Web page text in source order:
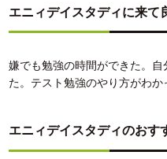
エニィデイスタディに来て
嫌でも勉強の時間ができた。
た。テスト勉強のやり方がわか
エニィデイスタディのおす